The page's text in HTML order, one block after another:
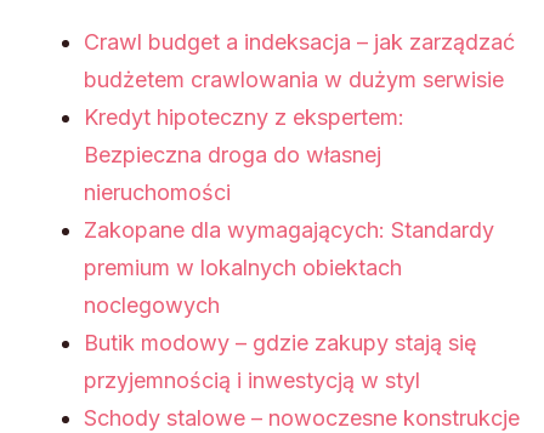
Crawl budget a indeksacja – jak zarządzać
budżetem crawlowania w dużym serwisie
Kredyt hipoteczny z ekspertem:
Bezpieczna droga do własnej
nieruchomości
Zakopane dla wymagających: Standardy
premium w lokalnych obiektach
noclegowych
Butik modowy – gdzie zakupy stają się
przyjemnością i inwestycją w styl
Schody stalowe – nowoczesne konstrukcje